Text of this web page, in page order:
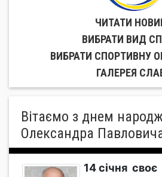
ЧИТАТИ
ВИБРАТИ ВИД
ВИБРАТИ СПОРТИВНУ
ГАЛЕРЕЯ
Вітаємо з днем
Олександра
14 січня